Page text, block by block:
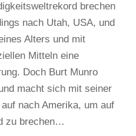
brechen
nach Utah, USA, und
Alters und mit
Mitteln eine
Doch Burt Munro
macht sich mit seiner
nach Amerika, um auf
zu brechen…